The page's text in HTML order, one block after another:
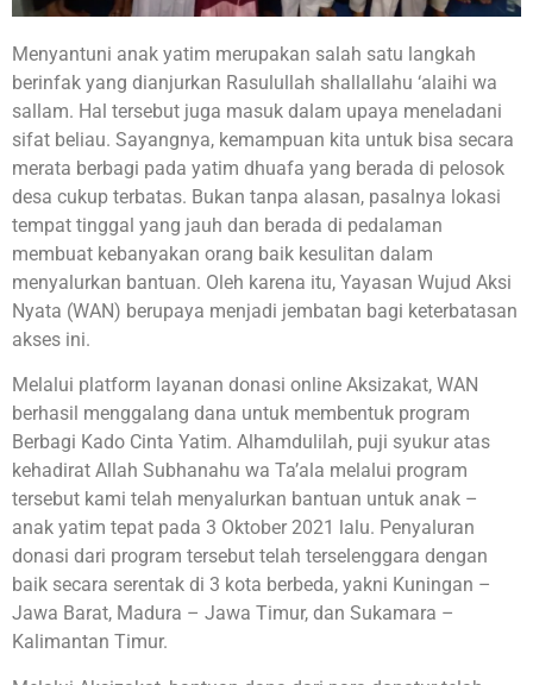
Menyantuni anak yatim merupakan salah satu langkah
berinfak yang dianjurkan Rasulullah shallallahu ‘alaihi wa
sallam. Hal tersebut juga masuk dalam upaya meneladani
sifat beliau. Sayangnya, kemampuan kita untuk bisa secara
merata berbagi pada yatim dhuafa yang berada di pelosok
desa cukup terbatas. Bukan tanpa alasan, pasalnya lokasi
tempat tinggal yang jauh dan berada di pedalaman
membuat kebanyakan orang baik kesulitan dalam
menyalurkan bantuan. Oleh karena itu, Yayasan Wujud Aksi
Nyata (WAN) berupaya menjadi jembatan bagi keterbatasan
akses ini.
Melalui platform layanan donasi online Aksizakat, WAN
berhasil menggalang dana untuk membentuk program
Berbagi Kado Cinta Yatim. Alhamdulilah, puji syukur atas
kehadirat Allah Subhanahu wa Ta’ala melalui program
tersebut kami telah menyalurkan bantuan untuk anak –
anak yatim tepat pada 3 Oktober 2021 lalu. Penyaluran
donasi dari program tersebut telah terselenggara dengan
baik secara serentak di 3 kota berbeda, yakni Kuningan –
Jawa Barat, Madura – Jawa Timur, dan Sukamara –
Kalimantan Timur.